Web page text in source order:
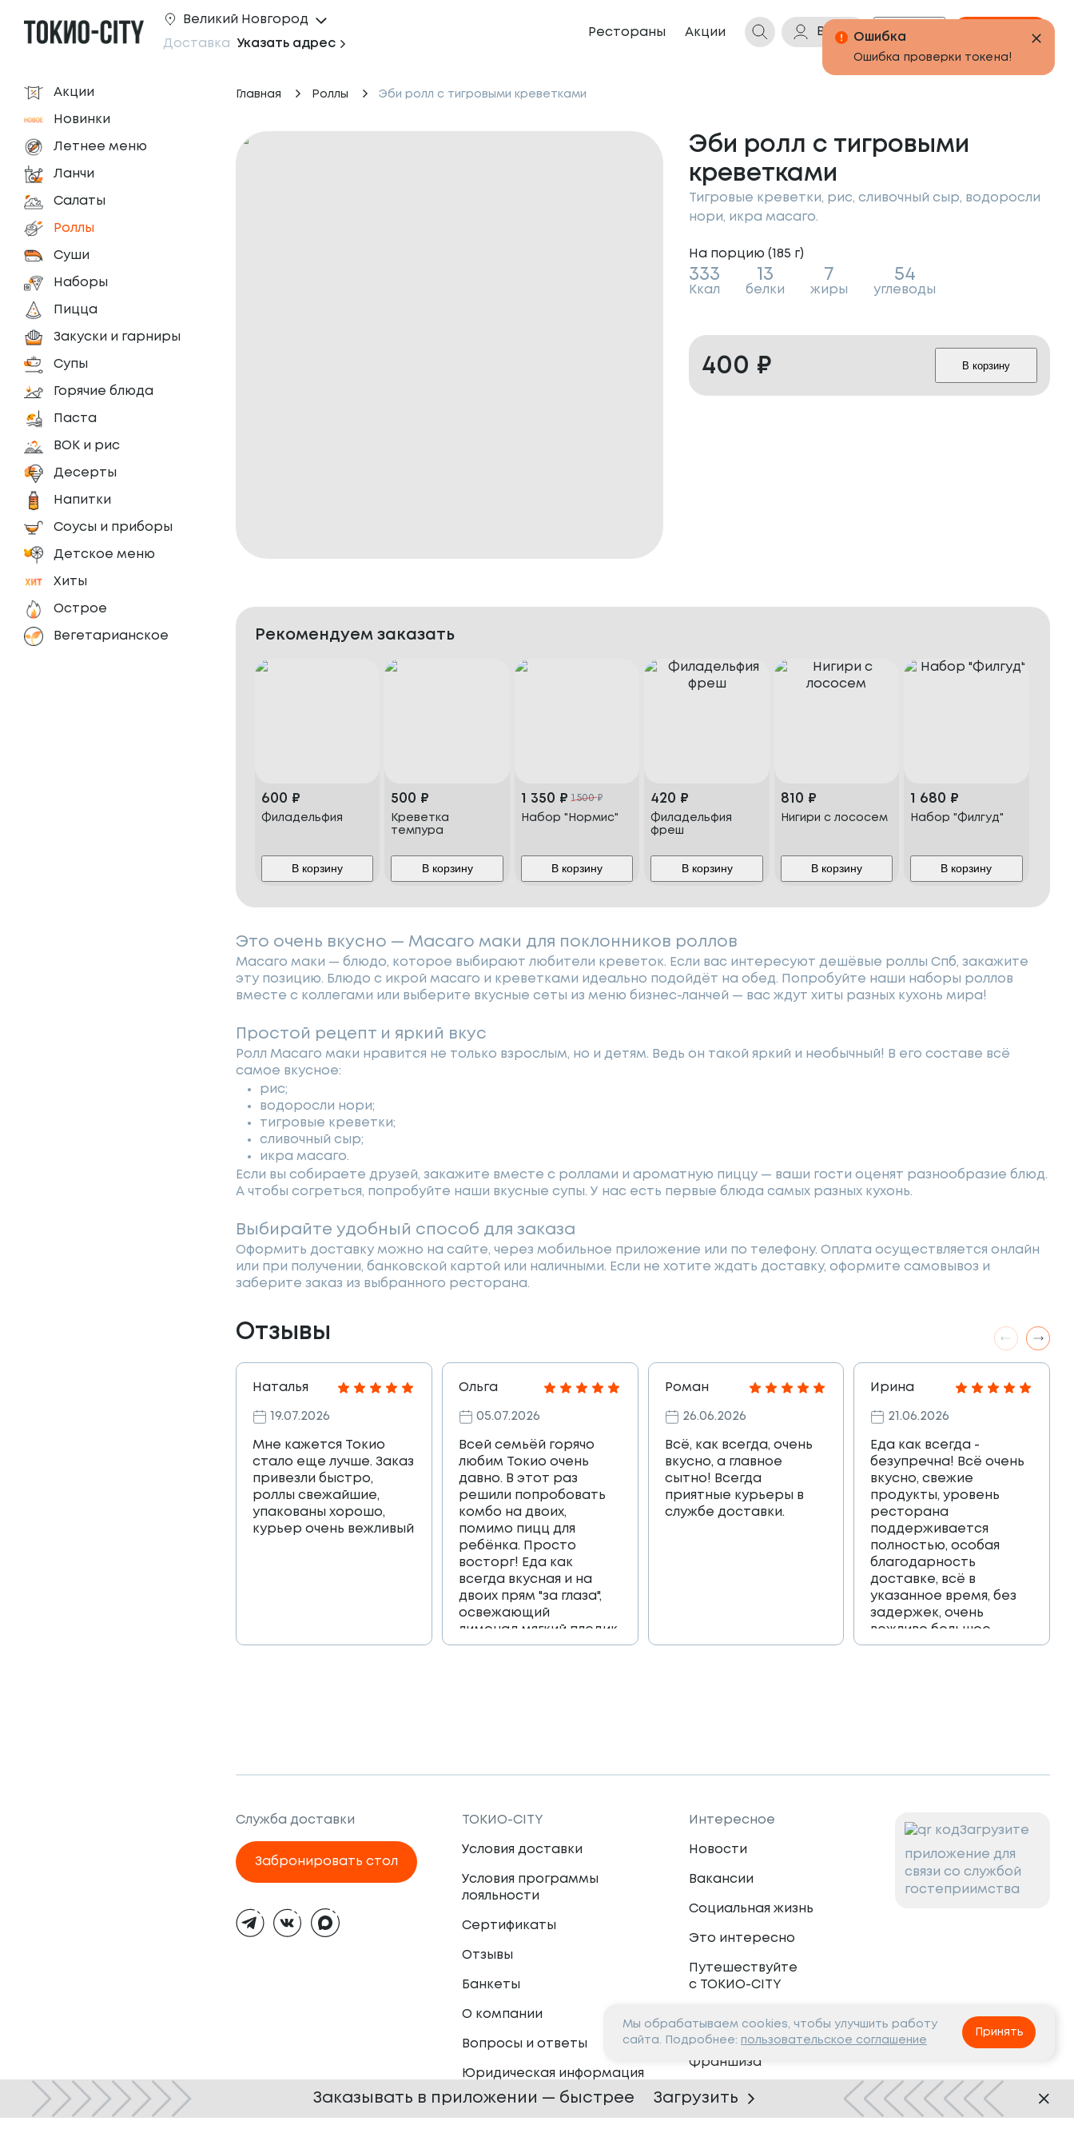
Великий Новгород
Доставка Указать адрес
Рестораны Акции Войти Бонусы Корзина
Акции
Новинки
Летнее меню
Ланчи
Салаты
Роллы
Суши
Наборы
Пицца
Закуски и гарниры
Супы
Горячие блюда
Паста
ВОК и рис
Десерты
Напитки
Соусы и приборы
Детское меню
Хиты
Острое
Вегетарианское
Главная Роллы Эби ролл с тигровыми креветками
Эби ролл с тигровыми
креветками
Тигровые креветки, рис, сливочный сыр, водоросли
нори, икра масаго.
На порцию (185 г)
333
Ккал
13
белки
7
жиры
54
углеводы
400 ₽ В корзину
Рекомендуем заказать
600 ₽
Филадельфия
В корзину
500 ₽
Креветка
темпура
В корзину
1 350 ₽ 1 500₽
Набор "Нормис"
В корзину
420 ₽
Филадельфия
фреш
В корзину
810 ₽
Нигири с лососем
В корзину
1 680 ₽
Набор "Филгуд"
В корзину
Это очень вкусно — Масаго маки для поклонников роллов
Масаго маки — блюдо, которое выбирают любители креветок. Если вас интересуют дешёвые роллы Спб, закажите
эту позицию. Блюдо с икрой масаго и креветками идеально подойдёт на обед. Попробуйте наши наборы роллов
вместе с коллегами или выберите вкусные сеты из меню бизнес-ланчей — вас ждут хиты разных кухонь мира!
Простой рецепт и яркий вкус
Ролл Масаго маки нравится не только взрослым, но и детям. Ведь он такой яркий и необычный! В его составе всё
самое вкусное:
рис;
водоросли нори;
тигровые креветки;
сливочный сыр;
икра масаго.
Если вы собираете друзей, закажите вместе с роллами и ароматную пиццу — ваши гости оценят разнообразие блюд.
А чтобы согреться, попробуйте наши вкусные супы. У нас есть первые блюда самых разных кухонь.
Выбирайте удобный способ для заказа
Оформить доставку можно на сайте, через мобильное приложение или по телефону. Оплата осуществляется онлайн
или при получении, банковской картой или наличными. Если не хотите ждать доставку, оформите самовывоз и
заберите заказ из выбранного ресторана.
Отзывы
Наталья
19.07.2026
Мне кажется Токио
стало еще лучше. Заказ
привезли быстро,
роллы свежайшие,
упакованы хорошо,
курьер очень вежливый
Ольга
05.07.2026
Всей семьёй горячо
любим Токио очень
давно. В этот раз
решили попробовать
комбо на двоих,
помимо пицц для
ребёнка. Просто
восторг! Еда как
всегда вкусная и на
двоих прям "за глаза",
освежающий
лимонад,мягкий пледик
для пикника,и коробка
Роман
26.06.2026
Всё, как всегда, очень
вкусно, а главное
сытно! Всегда
приятные курьеры в
службе доставки.
Ирина
21.06.2026
Еда как всегда -
безупречна! Всё очень
вкусно, свежие
продукты, уровень
ресторана
поддерживается
полностью, особая
благодарность
доставке, всё в
указанное время, без
задержек, очень
вежливо большое
спасибо!!!
Служба доставки
Забронировать стол
тема
ТОКИО-CITY
Условия доставки
Условия программы
лояльности
Сертификаты
Отзывы
Банкеты
О компании
Вопросы и ответы
Юридическая информация
Интересное
Новости
Вакансии
Социальная жизнь
Это интересно
Путешествуйте
с ТОКИО-CITY
Партнёрам
Франшиза
Сотрудничество
Загрузите
приложение для
связи со службой
гостеприимства
Мы обрабатываем cookies, чтобы улучшить работу
сайта. Подробнее: пользовательское соглашение
Принять
Заказывать в приложении — быстрее Загрузить